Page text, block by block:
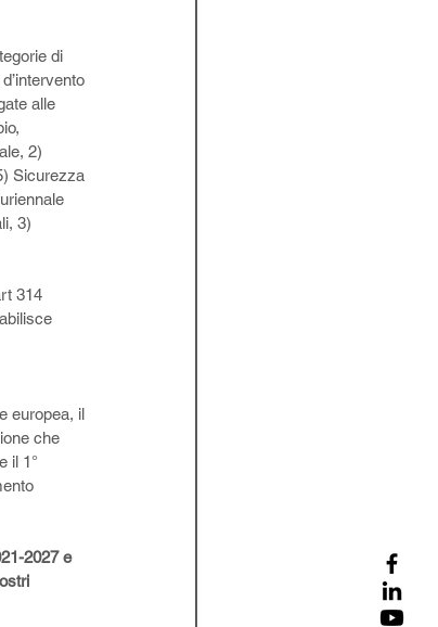
di
alle
2)
Sicurezza
3)
314
europea, il
che
il 1°
2027 e